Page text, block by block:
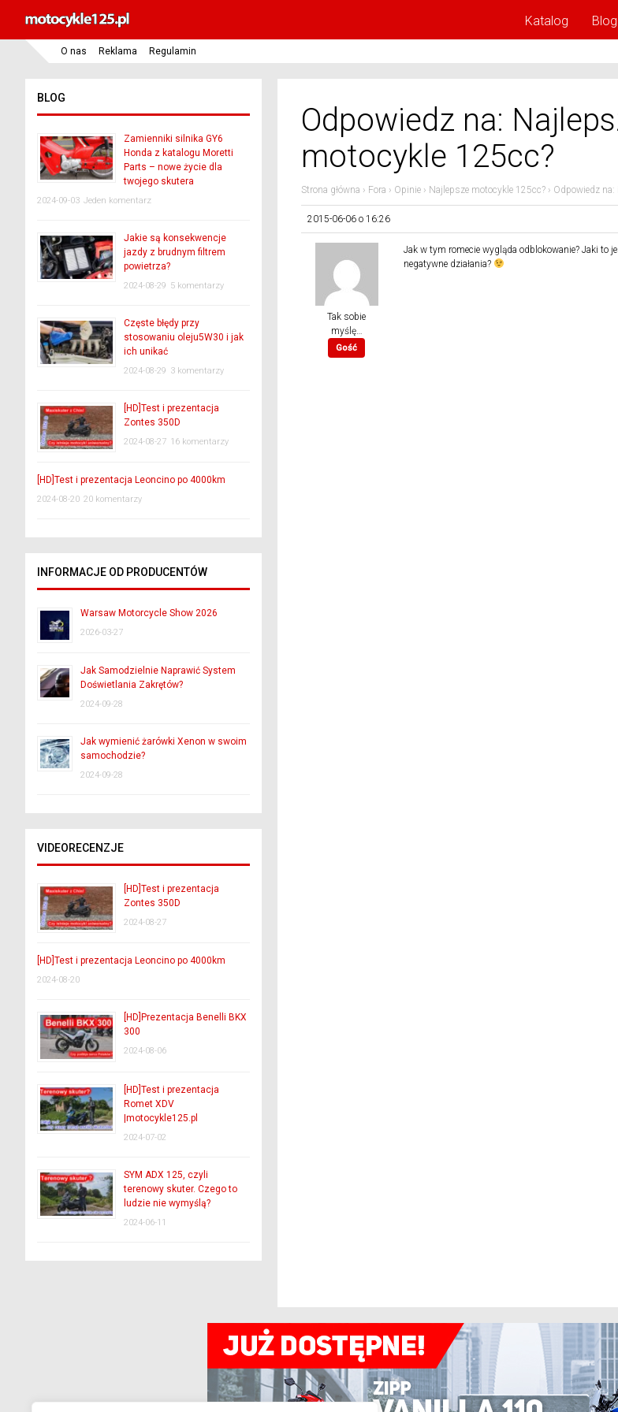
Katalog Blog
O nas Reklama Regulamin
Odpowiedz na:
motocykle 125cc?
Strona główna › Fora › Opinie › Najlepsze motocykle 125cc? › Odpowiedz
2015-06-06 o 16:26
Tak sobie
myślę…
Gość
Jak w tym romecie wygląda odblokowanie? Jaki to
negatywne działania?
BLOG
Zamienniki silnika GY6
Honda z katalogu Moretti
Parts – nowe życie dla
twojego skutera
2024-09-03 Jeden komentarz
Jakie są konsekwencje
jazdy z brudnym filtrem
powietrza?
2024-08-29 5 komentarzy
Częste błędy przy
stosowaniu oleju5W30 i jak
ich unikać
2024-08-29 3 komentarzy
[HD]Test i prezentacja
Zontes 350D
2024-08-27 16 komentarzy
[HD]Test i prezentacja Leoncino po 4000km
2024-08-20 20 komentarzy
INFORMACJE OD PRODUCENTÓW
Warsaw Motorcycle Show 2026
2026-03-27
Jak Samodzielnie Naprawić System
Doświetlania Zakrętów?
2024-09-28
Jak wymienić żarówki Xenon w swoim
samochodzie?
2024-09-28
VIDEORECENZJE
[HD]Test i prezentacja
Zontes 350D
2024-08-27
[HD]Test i prezentacja Leoncino po 4000km
2024-08-20
[HD]Prezentacja Benelli BKX
300
2024-08-06
[HD]Test i prezentacja
Romet XDV
|motocykle125.pl
2024-07-02
SYM ADX 125, czyli
terenowy skuter. Czego to
ludzie nie wymyślą?
2024-06-11